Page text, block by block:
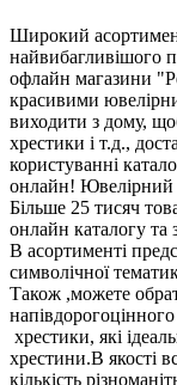
Широкий
найвибагливішого
офлайн магазини
красивими
виходити з дому,
хрестики і т.д.,
користуванні
онлайн! Ювелірний
Більше 25 тисяч
онлайн каталогу
В асортименті
символічної
Також ,можете
хрестики, які
хрестини.В якості
кількість